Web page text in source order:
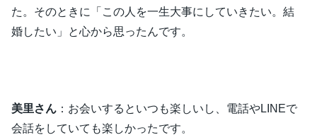
た。そのときに「この人を一生大事にしていきたい。結
婚したい」と心から思ったんです。
美里さん ：お会いするといつも楽しいし、電話やLINEで
会話をしていても楽しかったです。